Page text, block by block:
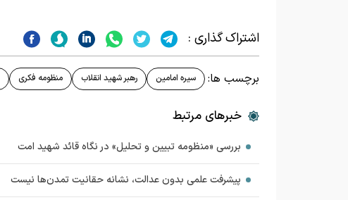
اشتراک گذاری :
برچسب ها: سیره امامین رهبر شهید انقلاب منظومه فکری
خبرهای مرتبط
بررسی «منظومه تبیین و تحلیل» در نگاه قائد شهید امت
پیشرفت علمی بدون عدالت، نشانه حقانیت تمدن‌ها نیست